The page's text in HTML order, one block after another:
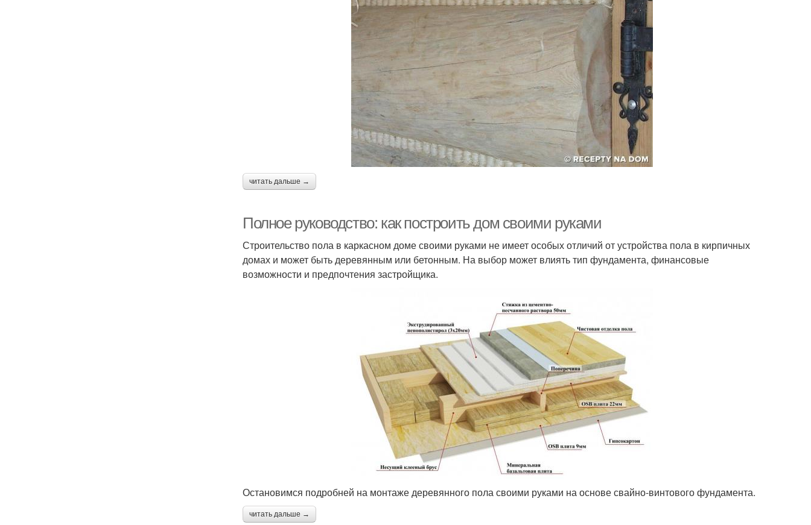
читать дальше →
Полное руководство: как построить дом своими руками
Строительство пола в каркасном доме своими руками не имеет особых отличий от устройства пола в кирпичных
домах и может быть деревянным или бетонным. На выбор может влиять тип фундамента, финансовые
возможности и предпочтения застройщика.
Остановимся подробней на монтаже деревянного пола своими руками на основе свайно-винтового фундамента.
читать дальше →